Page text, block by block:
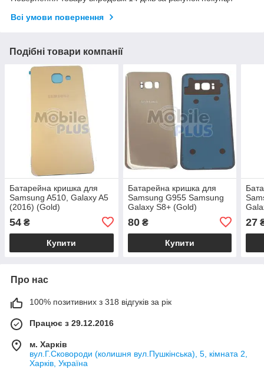
Всі умови повернення
Подібні товари компанії
Батарейна кришка для
Samsung A510, Galaxy A5
(2016) (Gold)
54 ₴
Купити
Батарейна кришка для
Samsung G955 Samsung
Galaxy S8+ (Gold)
80₴
Купити
27
Про нас
100% позитивних з 318 відгуків за рік
Працює з 29.12.2016
м. Харків
вул.Г.Сковороди (колишня вул.Пушкінська), 5, кімната 2,
Харків, Україна